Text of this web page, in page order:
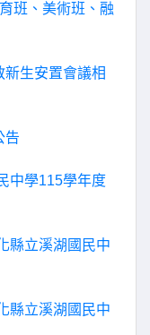
班、美術班、融
生安置會議相
告
中學115學年度
縣立溪湖國民中
縣立溪湖國民中